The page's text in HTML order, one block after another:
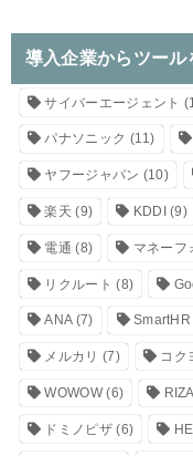
導入企業からツール
サイバーエージェント
パナソニック (11)
ヤフージャパン (10)
楽天 (9) KDDI (9)
電通 (8) マネーフ
リクルート (8)
ANA(7) SmartHR
メルカリ (7) コク
WOWOW(6)
ドミノピザ(6)